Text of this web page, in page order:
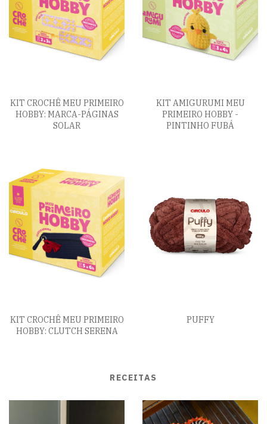
KIT CROCHÊ MEU PRIMEIRO
HOBBY: MARCA-PÁGINAS
SOLAR
KIT AMIGURUMI MEU
PRIMEIRO HOBBY -
PINTINHO FUBÁ
KIT CROCHÊ MEU PRIMEIRO
HOBBY: CLUTCH SERENA
PUFFY
RECEITAS